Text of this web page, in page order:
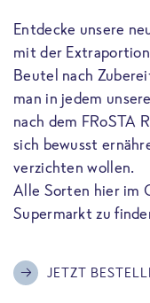
Entdecke unsere
mit der
Beutel nach
man in jedem
nach dem FRoSTA
sich bewusst
verzichten wollen.
Alle Sorten hier im
Supermarkt zu
JETZT